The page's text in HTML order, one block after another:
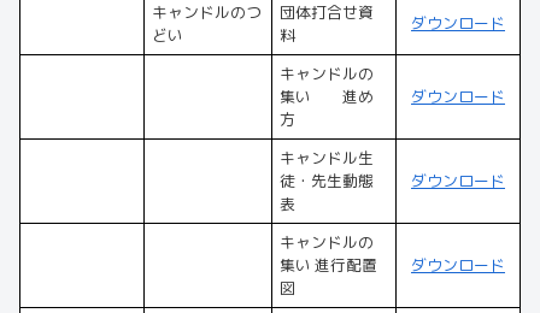
キャンドルのつ
どい
団体打合せ資
料
ダウンロード
キャンドルの
集い 進め
方
ダウンロード
キャンドル生
徒・先生動態
表
ダウンロード
キャンドルの
集い 進行配置
図
ダウンロード